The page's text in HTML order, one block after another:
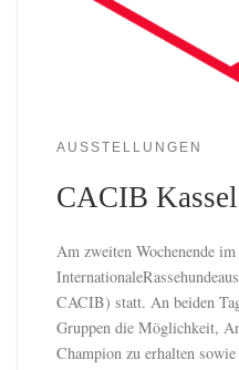
AUSSTELLUNGEN
CACIB
Am zweiten Wochenende
CACIB) statt. An beiden
Gruppen die Möglichkeit,
Champion zu erhalten